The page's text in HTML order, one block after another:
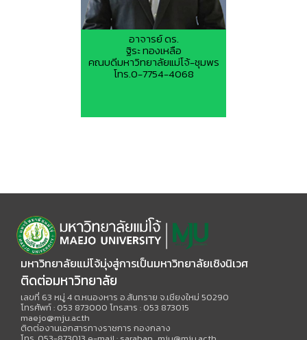
อาจารย์ ดร.
ฐิระ ทองเหลือ
คณบดีมหาวิทยาลัยแม่โจ้-ชุมพร
โทร.0-7754-4068
มหาวิทยาลัยแม่โจ้มุ่งสู่การเป็นมหาวิทยาลัยเชิงนิเวศ
ติดต่อมหาวิทยาลัย
เลขที่ 63 หมู่ 4 ต.หนองหาร อ.สันทราย จ.เชียงใหม่ 50290
โทรศัพท์ : 053 873000 โทรสาร : 053 873015
maejo@mju.ac.th
ติดต่องานเอกสารทางราชการ กองกลาง